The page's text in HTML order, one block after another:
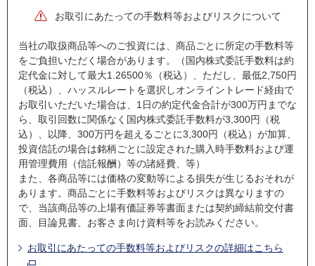
お取引にあたっての手数料等およびリスクについて
当社の取扱商品等へのご投資には、商品ごとに所定の手数料等
をご負担いただく場合があります。（国内株式委託手数料は約
定代金に対して最大1.26500％（税込）、ただし、最低2,750円
（税込）、ハッスルレートを選択しオンライントレード経由で
お取引いただいた場合は、1日の約定代金合計が300万円までな
ら、取引回数に関係なく国内株式委託手数料が3,300円（税
込）、以降、300万円を超えるごとに3,300円（税込）が加算、
投資信託の場合は銘柄ごとに設定された購入時手数料および運
用管理費用（信託報酬）等の諸経費、等）
また、各商品等には価格の変動等による損失が生じるおそれが
あります。商品ごとに手数料等およびリスクは異なりますの
で、当該商品等の上場有価証券等書面または契約締結前交付書
面、目論見書、お客さま向け資料等をお読みください。
お取引にあたっての手数料等およびリスクの詳細はこちら